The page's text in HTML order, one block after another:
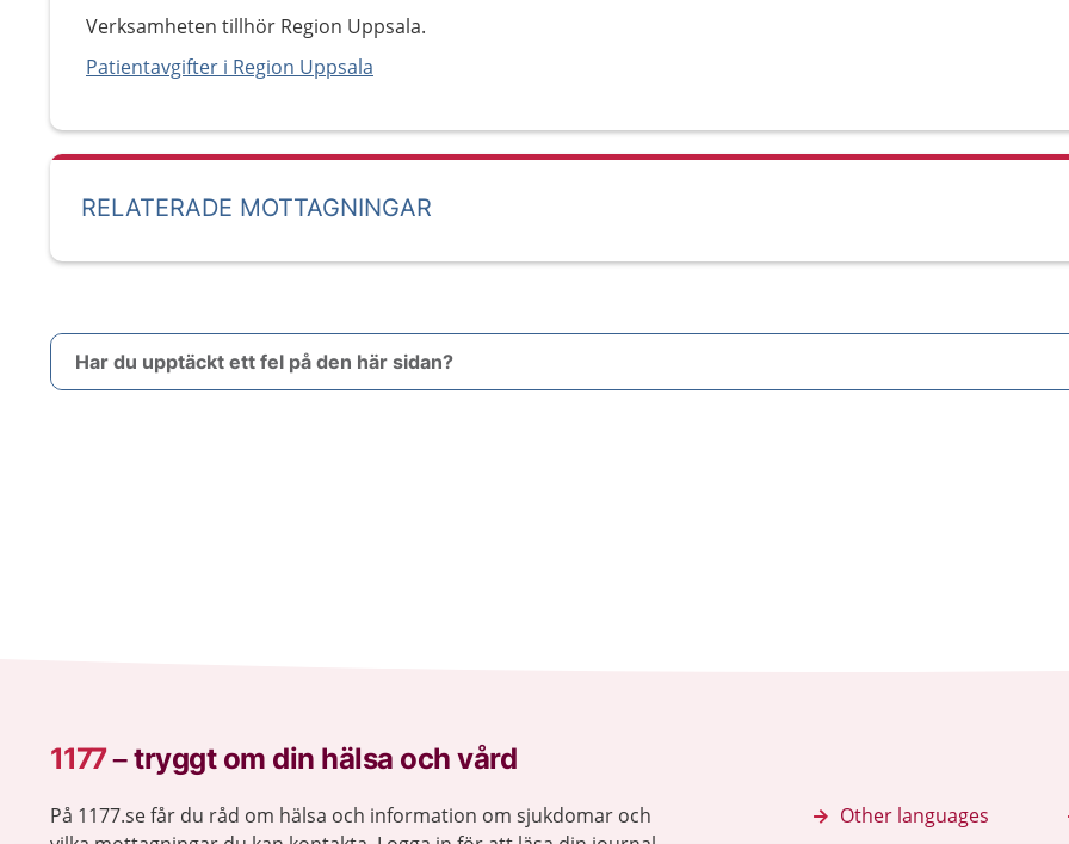
Verksamheten tillhör Region Uppsala.
Patientavgifter i Region Uppsala
RELATERADE MOTTAGNINGAR
Har du upptäckt ett fel på den här sidan?
1177–tryggt om din hälsa och vård
På 1177.se får du råd om hälsa och information om sjukdomar och
Other languages